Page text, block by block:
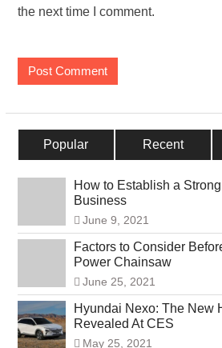
the next time I comment.
Popular Recent
How to Establish a
Business
June 9, 2021
Factors to Consider
Power Chainsaw
June 25, 2021
Hyundai Nexo: The New
Revealed At CES
May 25, 2021